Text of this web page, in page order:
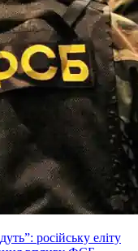
російську еліту